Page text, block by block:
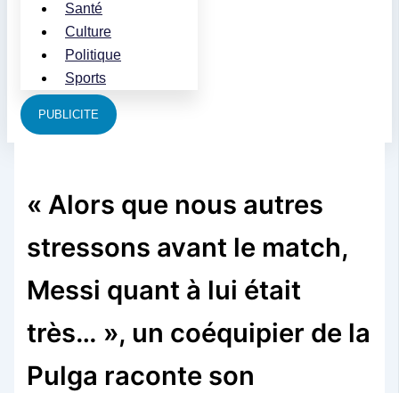
Santé
Culture
Politique
Sports
PUBLICITE
« Alors que nous autres
stressons avant le match,
Messi quant à lui était
très… », un coéquipier de la
Pulga raconte son